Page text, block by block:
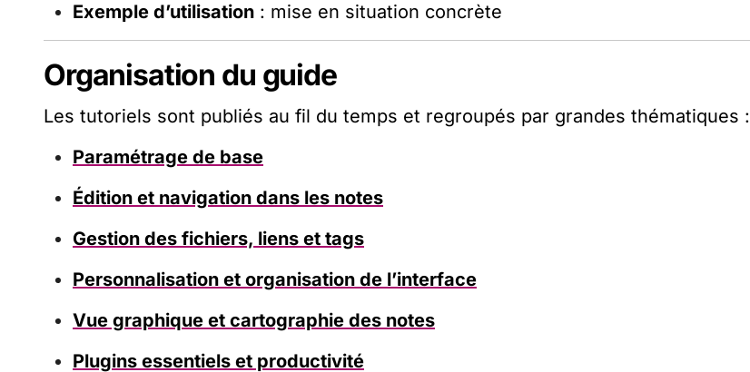
Exemple d’utilisation : mise en situation concrète
Organisation du guide
Les tutoriels sont publiés au fil du temps et regroupés par grandes thématiques :
Paramétrage de base
Édition et navigation dans les notes
Gestion des fichiers, liens et tags
Personnalisation et organisation de l’interface
Vue graphique et cartographie des notes
Plugins essentiels et productivité